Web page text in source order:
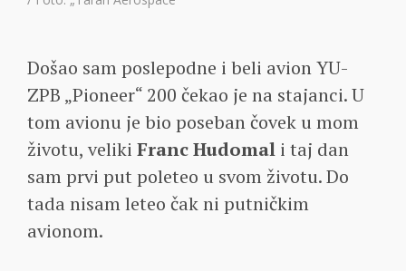
Došao sam poslepodne i beli avion YU-
ZPB „Pioneer“ 200 čekao je na stajanci. U
tom avionu je bio poseban čovek u mom
životu, veliki Franc Hudomal i taj dan
sam prvi put poleteo u svom životu. Do
tada nisam leteo čak ni putničkim
avionom.